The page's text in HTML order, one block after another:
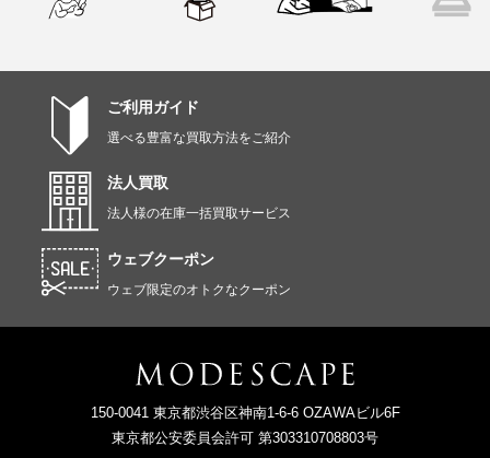
ご利用ガイド
選べる豊富な買取方法をご紹介
法人買取
法人様の在庫一括買取サービス
ウェブクーポン
ウェブ限定のオトクなクーポン
150-0041 東京都渋谷区神南1-6-6 OZAWAビル6F
東京都公安委員会許可 第303310708803号